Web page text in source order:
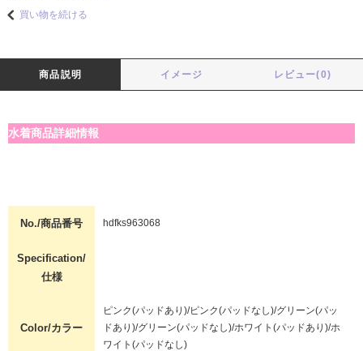
買い物を続ける
商品説明 イメージ レビュー(0)
水着商品詳細情報
No./商品番号 hdfks963068
Specification/
仕様
Color/カラー
ピンク(パッドあり)/ピンク(パッドなし)/グリーン(パッ
ドあり)/グリーン(パッドなし)/ホワイト(パッドあり)/ホ
ワイト(パッドなし)